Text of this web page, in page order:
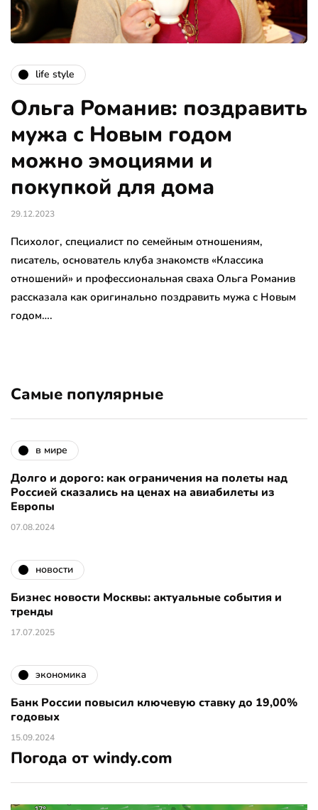
life style
Ольга Романив: поздравить
мужа с Новым годом
можно эмоциями и
покупкой для дома
29.12.2023
Психолог, специалист по семейным отношениям,
писатель, основатель клуба знакомств «Классика
отношений» и профессиональная сваха Ольга Романив
рассказала как оригинально поздравить мужа с Новым
годом….
Самые популярные
в мире
Долго и дорого: как ограничения на полеты над
Россией сказались на ценах на авиабилеты из
Европы
07.08.2024
новости
Бизнес новости Москвы: актуальные события и
тренды
17.07.2025
экономика
Банк России повысил ключевую ставку до 19,00%
годовых
15.09.2024
Погода от windy.com